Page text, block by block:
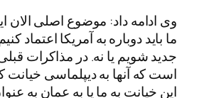
وی ادامه داد: موضوع اصلی الان
ما باید دوباره به آمریکا اعتماد
جدید شویم یا نه. در مذاکرات
است که آنها به دیپلماسی خیانت
این خیانت به ما یا به عمان به